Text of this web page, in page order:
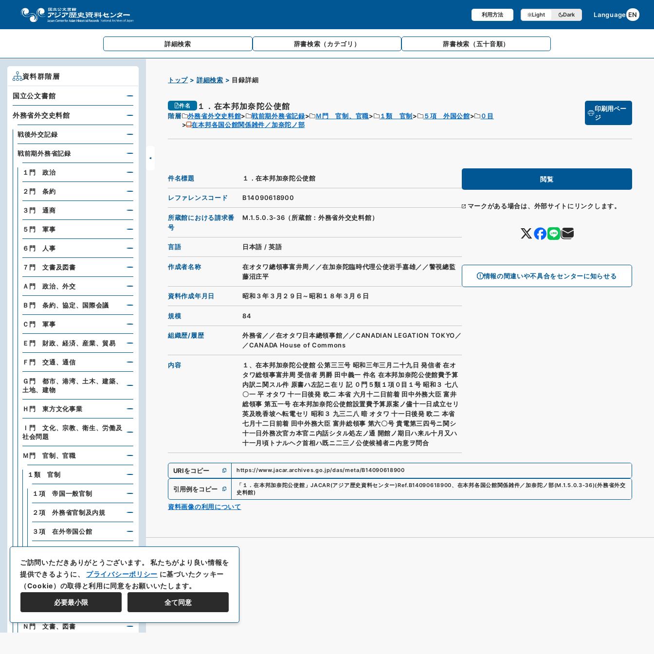
利用方法 Light Dark Language EN
詳細検索 辞書検索 （カテゴリ） 辞書検索 （五十音順）
トップ 詳細検索 目録詳細
件名 １．在本邦加奈陀公使館
階層 外務省外交史料館 戦前期外務省記録 Ｍ門 官制、官職 １類 官制 ５項 外国公館
０目
在本邦各国公館関係雑件／加奈陀ノ部
印刷用ペー
ジ
閲覧
マークがある場合は、外部サイトにリンクします。
情報の間違いや不具合をセンターに知らせる
件名標題 １．在本邦加奈陀公使館
レファレンスコード B14090618900
所蔵館における請求番
号
M.1.5.0.3-36（所蔵館：外務省外交史料館）
言語 日本語 / 英語
作成者名称
在オタワ總領事富井周／／在加奈陀臨時代理公使岩手嘉雄／／警視總監
藤沼庄平
資料作成年月日 昭和３年３月２９日～昭和１８年３月６日
規模 84
組織歴/履歴
外務省／／在オタワ日本總領事館／／CANADIAN LEGATION TOKYO／
／CANADA House of Commons
内容
１、在本邦加奈陀公使館 公第三三号 昭和三年三月二十九日 発信者 在オ
タワ総領事富井周 受信者 男爵 田中義一 件名 在本邦加奈陀公使館費予算
内訳ニ関スル件 原書ハ左記ニ在リ 記 ０門５類１項０目１号 昭和３ 七八
〇一 平 オタワ 十一日後発 欧二 本省 六月十二日前着 田中外務大臣 富井
総領事 第五一号 在本邦加奈陀公使館設置費予算原案ノ儘十一日成立セリ
英及晩香坡ヘ転電セリ 昭和３ 九三二八 暗 オタワ 十一日後発 欧二 本省
七月十二日前着 田中外務大臣 富井総領事 第六〇号 貴電第三四号ニ関シ
十一日外務次官カ本官ニ内話シタル処左ノ通 開館ノ期日ハ来ル十月又ハ
十一月頃トナルヘク首相ハ既ニ二三ノ公使候補者ニ内意ヲ問合
URIをコピー https://www.jacar.archives.go.jp/das/meta/B14090618900
引用例をコピー 「 １．在本邦加奈陀公使館 」JACAR(アジア歴史資料センター)Ref.B14090618900、 在本邦各国公館関係雑件／加奈陀ノ部(M.1.5.0.3-36)(外務省外交
史料館)
資料画像の利用について
資料群階層
国立公文書館
外務省外交史料館
戦後外交記録
戦前期外務省記録
１門 政治
２門 条約
３門 通商
５門 軍事
６門 人事
７門 文書及図書
Ａ門 政治、外交
Ｂ門 条約、協定、国際会議
Ｃ門 軍事
Ｅ門 財政、経済、産業、貿易
Ｆ門 交通、通信
Ｇ門 都市、港湾、土木、建築、
土地、建物
Ｈ門 東方文化事業
Ｉ門 文化、宗教、衛生、労働及
社会問題
Ｍ門 官制、官職
１類 官制
１項 帝国一般官制
２項 外務省官制及内規
３項 在外帝国公館
５項 外国公館
０目
２類 官職
Ｎ門 文書、図書
ご訪問いただきありがとうございます。私たちがより良い情報を
提供できるように、 プライバシーポリシー に基づいたクッキー
（Cookie）の取得と利用に同意をお願いいたします。
必要最小限 全て同意